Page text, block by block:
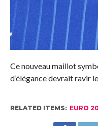
Ce nouveau maillot
d’élégance devrait ravir
RELATED ITEMS: EURO